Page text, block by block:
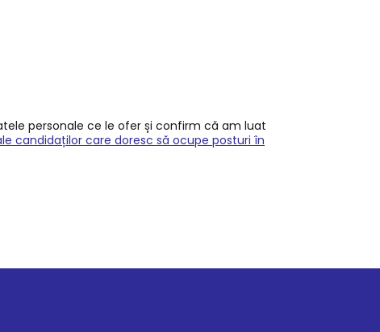
personale ce le ofer și confirm că am luat
candidaților care doresc să ocupe posturi în